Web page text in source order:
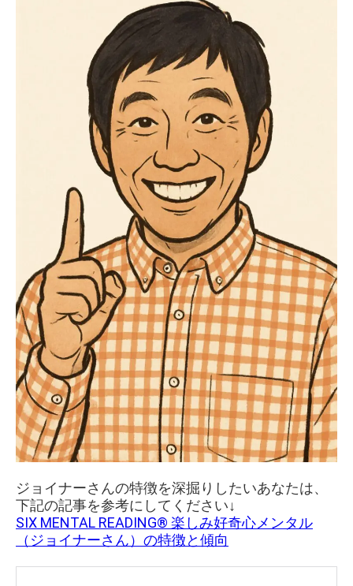
ジョイナーさんの特徴を深掘りしたいあなたは、
下記の記事を参考にしてください↓
SIX MENTAL READING® 楽しみ好奇心メンタル
（ジョイナーさん）の特徴と傾向